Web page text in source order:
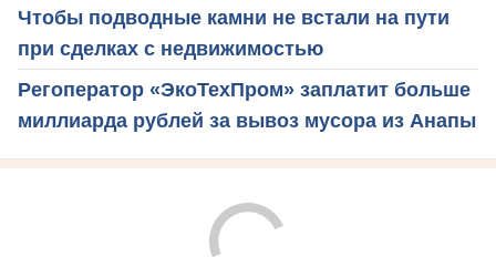
Чтобы подводные камни не встали на пути
при сделках с недвижимостью
Регоператор «ЭкоТехПром» заплатит больше
миллиарда рублей за вывоз мусора из Анапы